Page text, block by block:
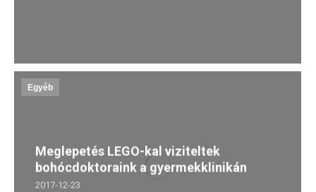
Egyéb
Meglepetés LEGO-kal viziteltek
bohócdoktoraink a gyermekklinikán
2017-12-23